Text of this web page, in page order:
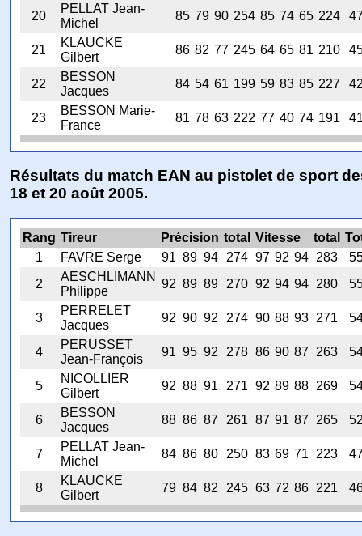
20
PELLAT Jean-
Michel
85 79 90 254 85 74 65 224
21
KLAUCKE
Gilbert
86 82 77 245 64 65 81 210
22
BESSON
Jacques
84 54 61 199 59 83 85 227
23
BESSON Marie-
France
81 78 63 222 77 40 74 191
Résultats du match EAN au pistolet de sport
18 et 20 août 2005.
Rang Tireur Précision total Vitesse total
1
FAVRE Serge 91 89 94 274 97 92 94 283
2
AESCHLIMANN
Philippe
92 89 89 270 92 94 94 280
3
PERRELET
Jacques
92 90 92 274 90 88 93 271
4
PERUSSET
Jean-François
91 95 92 278 86 90 87 263
5
NICOLLIER
Gilbert
92 88 91 271 92 89 88 269
6
BESSON
Jacques
88 86 87 261 87 91 87 265
7
PELLAT Jean-
Michel
84 86 80 250 83 69 71 223
8
KLAUCKE
Gilbert
79 84 82 245 63 72 86 221